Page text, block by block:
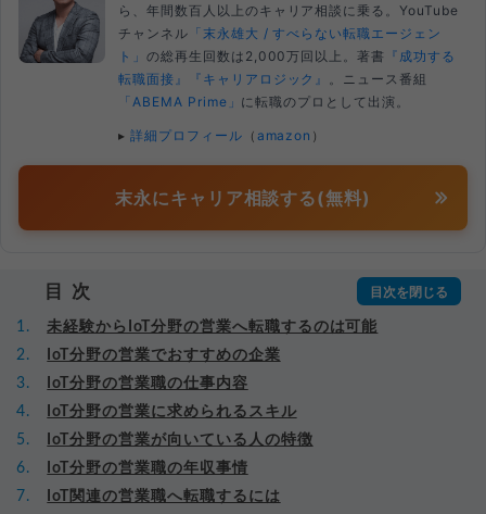
ら、年間数百人以上のキャリア相談に乗る。YouTube
チャンネル 「末永雄大 / すべらない転職エージェン
ト」 の総再生回数は2,000万回以上。著書 『成功する
転職面接』
『キャリアロジック』
。ニュース番組
「ABEMA Prime」 に転職のプロとして出演。
▸ 詳細プロフィール （ amazon ）
末永にキャリア相談する(無料)
目次
未経験からIoT分野の営業へ転職するのは可能
IoT分野の営業でおすすめの企業
IoT分野の営業職の仕事内容
IoT分野の営業に求められるスキル
IoT分野の営業が向いている人の特徴
IoT分野の営業職の年収事情
IoT関連の営業職へ転職するには